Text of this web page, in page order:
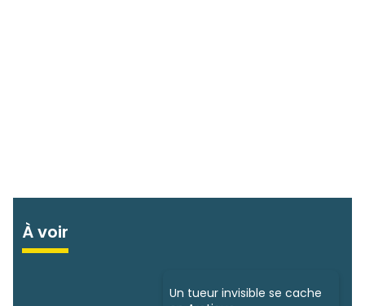
À voir
Un tueur invisible se cache